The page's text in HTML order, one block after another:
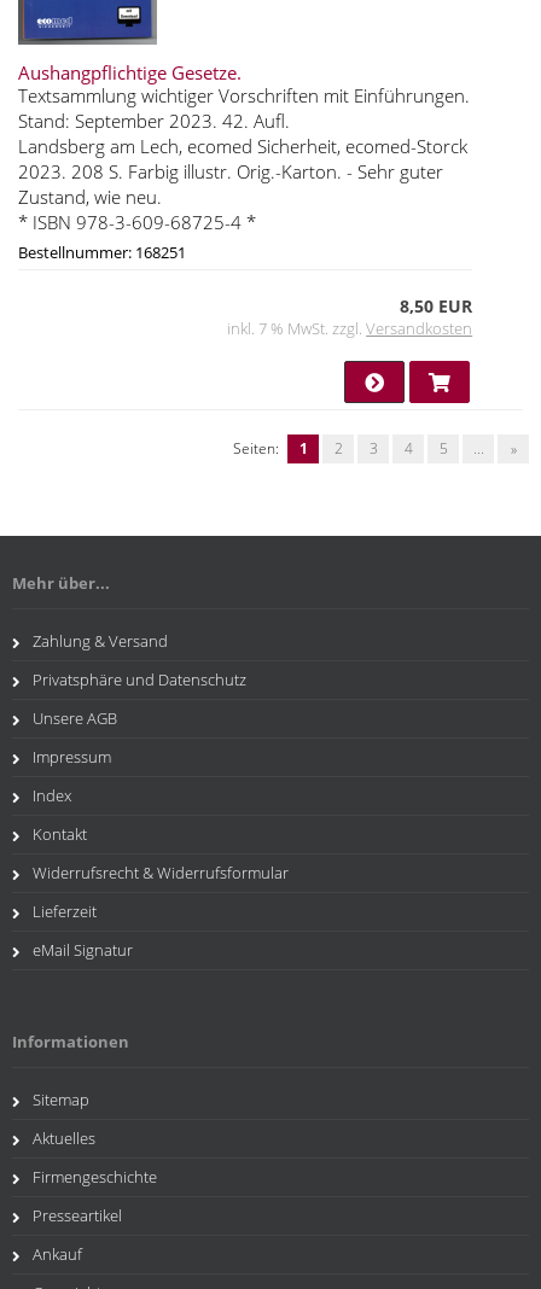
Aushangpflichtige Gesetze.
Textsammlung wichtiger Vorschriften mit Einführungen.
Stand: September 2023. 42. Aufl.
Landsberg am Lech, ecomed Sicherheit, ecomed-Storck
2023. 208 S. Farbig illustr. Orig.-Karton. - Sehr guter
Zustand, wie neu.
* ISBN 978-3-609-68725-4 *
Bestellnummer: 168251
8,50 EUR
inkl. 7 % MwSt. zzgl.Versandkosten
Seiten: 1 2 3 4 5 ... »
Mehr über...
Zahlung & Versand
Privatsphäre und Datenschutz
Unsere AGB
Impressum
Index
Kontakt
Widerrufsrecht & Widerrufsformular
Lieferzeit
eMail Signatur
Informationen
Sitemap
Aktuelles
Firmengeschichte
Presseartikel
Ankauf